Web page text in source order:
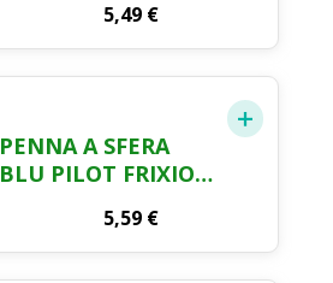
5,49 €
PENNA A SFERA
BLU PILOT FRIXION
5,59 €